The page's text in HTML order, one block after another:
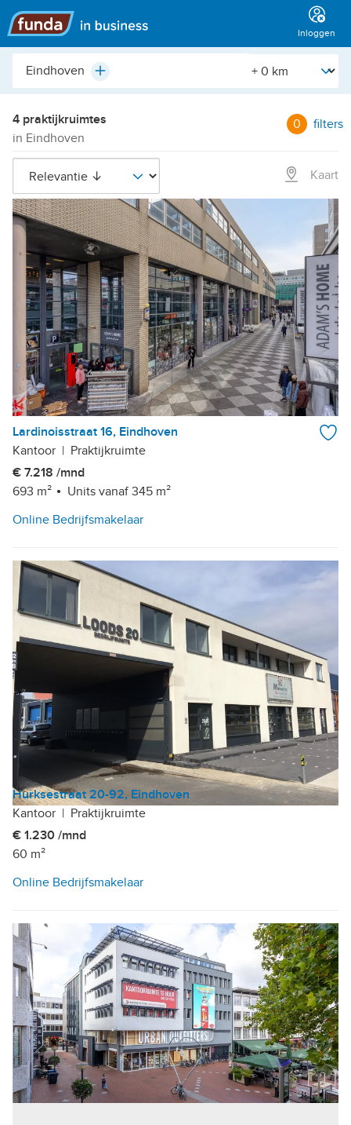
Hoofdmenu
Inloggen
Plaats,
etc.
Plus [Straal]
4 praktijkruimtes
in Eindhoven
0 filters
Kaart
Lardinoisstraat 16, Eindhoven
Kantoor | Praktijkruimte
€ 7.218 /mnd
693 m²
Units vanaf 345 m²
Online Bedrijfsmakelaar
Hurksestraat 20-92, Eindhoven
Kantoor | Praktijkruimte
€ 1.230 /mnd
60 m²
Online Bedrijfsmakelaar